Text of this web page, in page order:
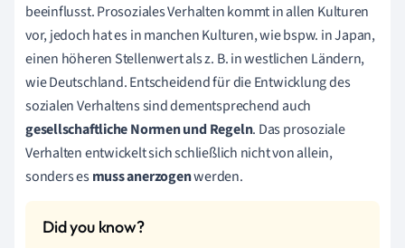
beeinflusst. Prosoziales Verhalten kommt in allen Kulturen
vor, jedoch hat es in manchen Kulturen, wie bspw. in Japan,
einen höheren Stellenwert als z. B. in westlichen Ländern,
wie Deutschland. Entscheidend für die Entwicklung des
sozialen Verhaltens sind dementsprechend auch
gesellschaftliche Normen und Regeln. Das prosoziale
Verhalten entwickelt sich schließlich nicht von allein,
sonders esmuss anerzogenwerden.